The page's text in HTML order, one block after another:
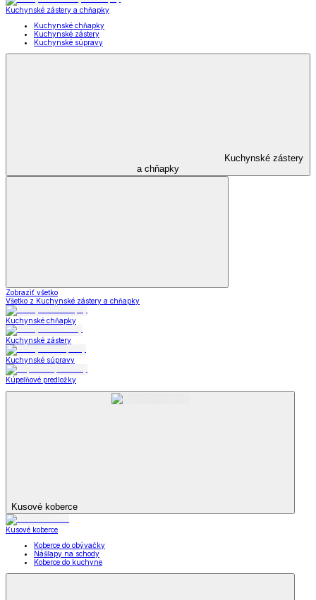
Kuchynské zástery a chňapky
Kuchynské chňapky
Kuchynské zástery
Kuchynské súpravy
Kuchynské zástery
a chňapky
Zobraziť všetko
Všetko z Kuchynské zástery a chňapky
Kuchynské chňapky
Kuchynské zástery
Kuchynské súpravy
Kúpeľňové predložky
Kusové koberce
Kusové koberce
Koberce do obývačky
Nášľapy na schody
Koberce do kuchyne